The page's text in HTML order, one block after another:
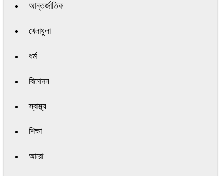
আন্তর্জাতিক
খেলাধুলা
ধর্ম
বিনোদন
স্বাস্থ্য
শিক্ষা
আরো